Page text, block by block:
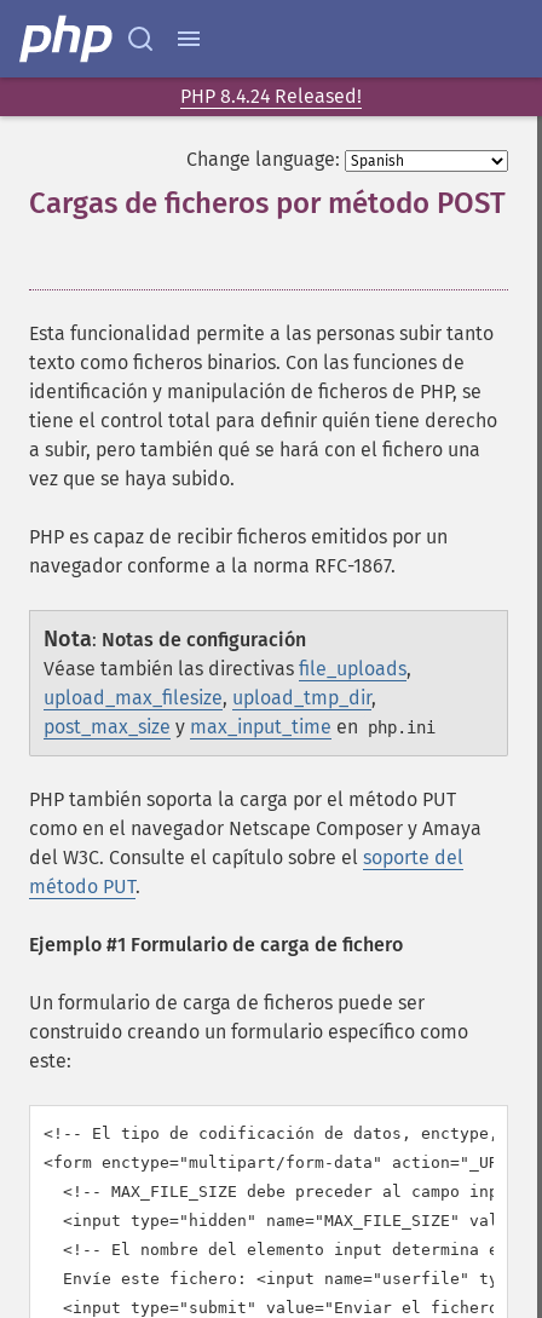
PHP 8.4.24 Released!
Change language:
Cargas de ficheros por método POST
Esta funcionalidad permite a las personas subir tanto
texto como ficheros binarios. Con las funciones de
identificación y manipulación de ficheros de PHP, se
tiene el control total para definir quién tiene derecho
a subir, pero también qué se hará con el fichero una
vez que se haya subido.
PHP es capaz de recibir ficheros emitidos por un
navegador conforme a la norma RFC-1867.
Nota: Notas de configuración
Véase también las directivas file_uploads,
upload_max_filesize, upload_tmp_dir,
post_max_size y max_input_time en php.ini
PHP también soporta la carga por el método PUT
como en el navegador Netscape Composer y Amaya
del W3C. Consulte el capítulo sobre el soporte del
método PUT.
Ejemplo #1 Formulario de carga de fichero
Un formulario de carga de ficheros puede ser
construido creando un formulario específico como
este:
<!-- El tipo de codificación de datos, enctype,
<form enctype="multipart/form-data" action="_URL_"
<!-- MAX_FILE_SIZE debe preceder al campo input
<input type="hidden" name="MAX_FILE_SIZE"
<!-- El nombre del elemento input determina el
Envíe este fichero: <input name="userfile"
  <input type="submit" value="Enviar el fichero" />